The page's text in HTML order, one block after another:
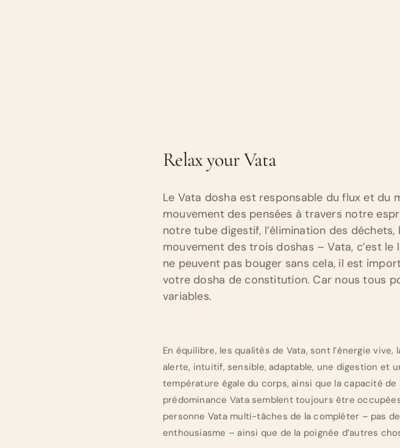
Relax your Vata
Le Vata dosha est responsable du flux et du
mouvement des pensées à travers notre
notre tube digestif, l’élimination des
mouvement des trois doshas – Vata, c’est
ne peuvent pas bouger sans cela, il est
votre dosha de constitution. Car nous tous
variables.
En équilibre, les qualités de Vata, sont l’énergie
alerte, intuitif, sensible, adaptable, une digestion et
température égale du corps, ainsi que la capacité
prédominance Vata semblent toujours être
personne Vata multi-tâches de la compléter – pas
enthousiasme – ainsi que de la poignée d’autres